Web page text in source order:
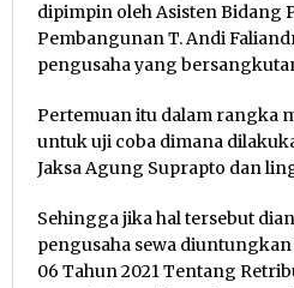
dipimpin oleh Asisten Bidang
Pembangunan T. Andi
pengusaha yang
Pertemuan itu dalam rangka
untuk uji coba dimana
Jaksa Agung Suprapto dan
Sehingga jika hal tersebut
pengusaha sewa
06 Tahun 2021 Tentang